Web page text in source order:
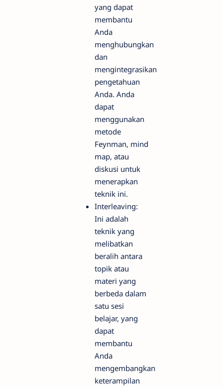
yang dapat
membantu
Anda
menghubungkan
dan
mengintegrasikan
pengetahuan
Anda. Anda
dapat
menggunakan
metode
Feynman, mind
map, atau
diskusi untuk
menerapkan
teknik ini.
Interleaving:
Ini adalah
teknik yang
melibatkan
beralih antara
topik atau
materi yang
berbeda dalam
satu sesi
belajar, yang
dapat
membantu
Anda
mengembangkan
keterampilan